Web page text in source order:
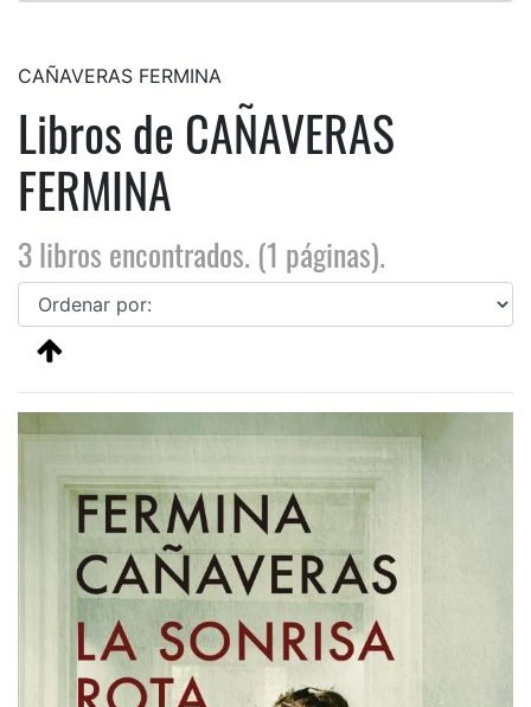
CAÑAVERAS FERMINA
Libros de CAÑAVERAS
FERMINA
3 libros encontrados. (1 páginas).